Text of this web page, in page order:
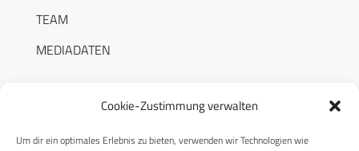
Cookie-Zustimmung verwalten
Um dir ein optimales Erlebnis zu bieten, verwenden wir Technologien wie
TEAM
MEDIADATEN